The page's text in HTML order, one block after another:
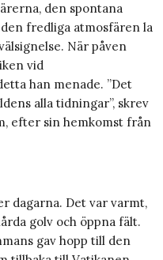
den spontana
fredliga atmosfären la
När påven
vid
han menade. ”Det
alla tidningar”, skrev
efter sin hemkomst från
dagarna. Det var varmt,
golv och öppna fält.
gav hopp till den